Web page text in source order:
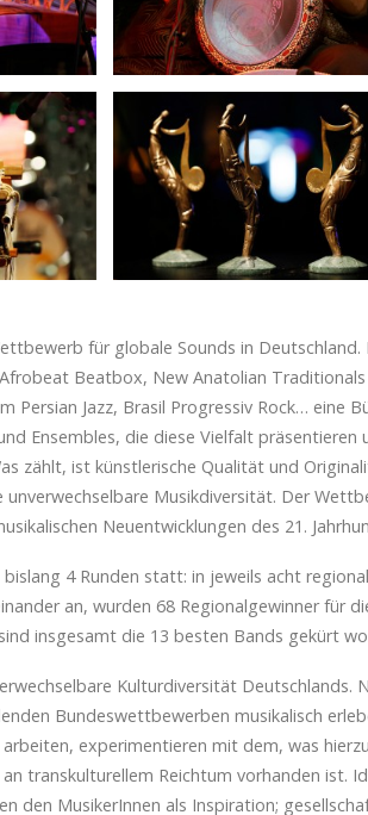
für globale Sounds in Deutschland.
Beatbox, New Anatolian
Persian Jazz, Brasil Progressiv Rock… eine
Ensembles, die diese Vielfalt
zählt, ist künstlerische Qualität und
Musikdiversität. Der
Neuentwicklungen des 21.
4 Runden statt: in jeweils acht
an, wurden 68 Regionalgewinner für
insgesamt die 13 besten Bands gekürt
Kulturdiversität Deutschlands.
Bundeswettbewerben musikalisch
experimentieren mit dem, was
transkulturellem Reichtum vorhanden ist.
den MusikerInnen als Inspiration;